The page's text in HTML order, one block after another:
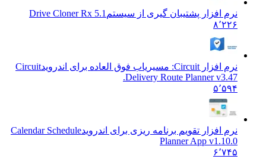
نرم افزار پشتیبان گیری از سیستمDrive Cloner Rx 5.1
نرم افزار Circuit: مسیریاب فوق العاده برای اندروید
Circuit
Delivery Route Planner v3.47.
نرم افزار تقویم برنامه ریزی برای اندروید Calendar Schedule
Planner App v1.10.0